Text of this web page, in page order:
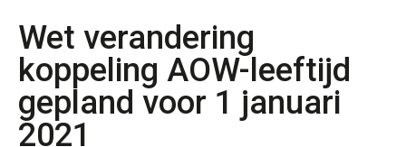
Wet verandering
koppeling AOW-leeftijd
gepland voor 1 januari
2021